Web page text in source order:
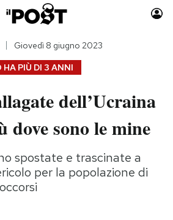
Auto
Moda
Consumismi
Storie/Idee
Ok Boomer!
PIÙ DI 3 ANNI
Giovedì 8 giugno 2023
dell’Ucraina
dove sono le mine
spostate e trascinate a
per la popolazione di